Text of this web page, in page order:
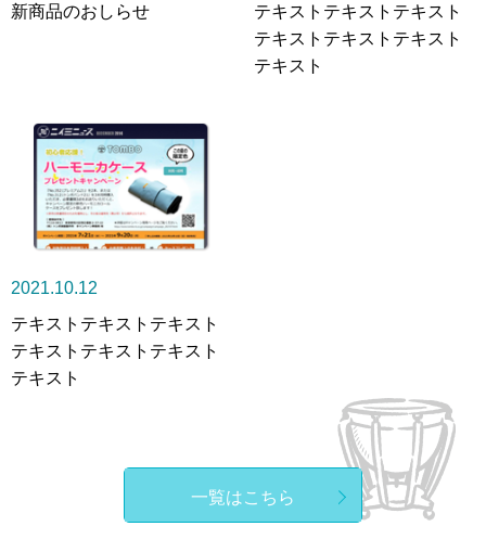
新商品のおしらせ
テキストテキストテキスト
テキストテキストテキスト
テキスト
2021.10.12
テキストテキストテキスト
テキストテキストテキスト
テキスト
一覧はこちら